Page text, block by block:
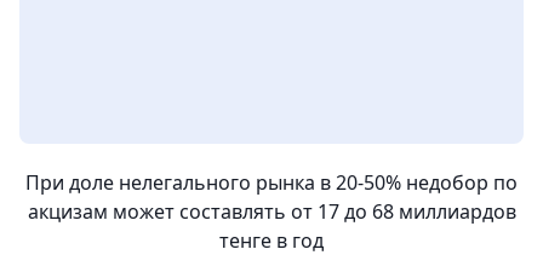
При доле нелегального рынка в 20-50% недобор по
акцизам может составлять от 17 до 68 миллиардов
тенге в год